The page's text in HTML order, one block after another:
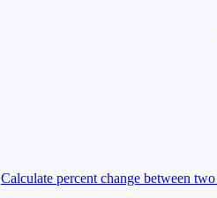
Calculate percent change between